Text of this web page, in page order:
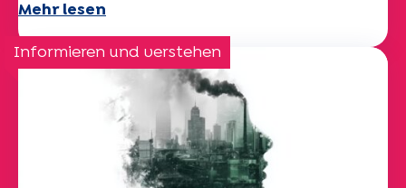
Mehr lesen
Informieren und verstehen